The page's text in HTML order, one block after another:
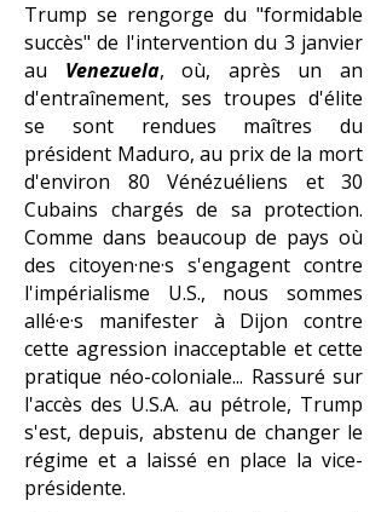
Trump se rengorge du "formidable
succès" de l'intervention du 3 janvier
au Venezuela, où, après un an
d'entraînement, ses troupes d'élite
se sont rendues maîtres du
président Maduro, au prix de la mort
d'environ 80 Vénézuéliens et 30
Cubains chargés de sa protection.
Comme dans beaucoup de pays où
des citoyen·ne·s s'engagent contre
l'impérialisme U.S., nous sommes
allé·e·s manifester à Dijon contre
cette agression inacceptable et cette
pratique néo-coloniale... Rassuré sur
l'accès des U.S.A. au pétrole, Trump
s'est, depuis, abstenu de changer le
régime et a laissé en place la vice-
présidente.